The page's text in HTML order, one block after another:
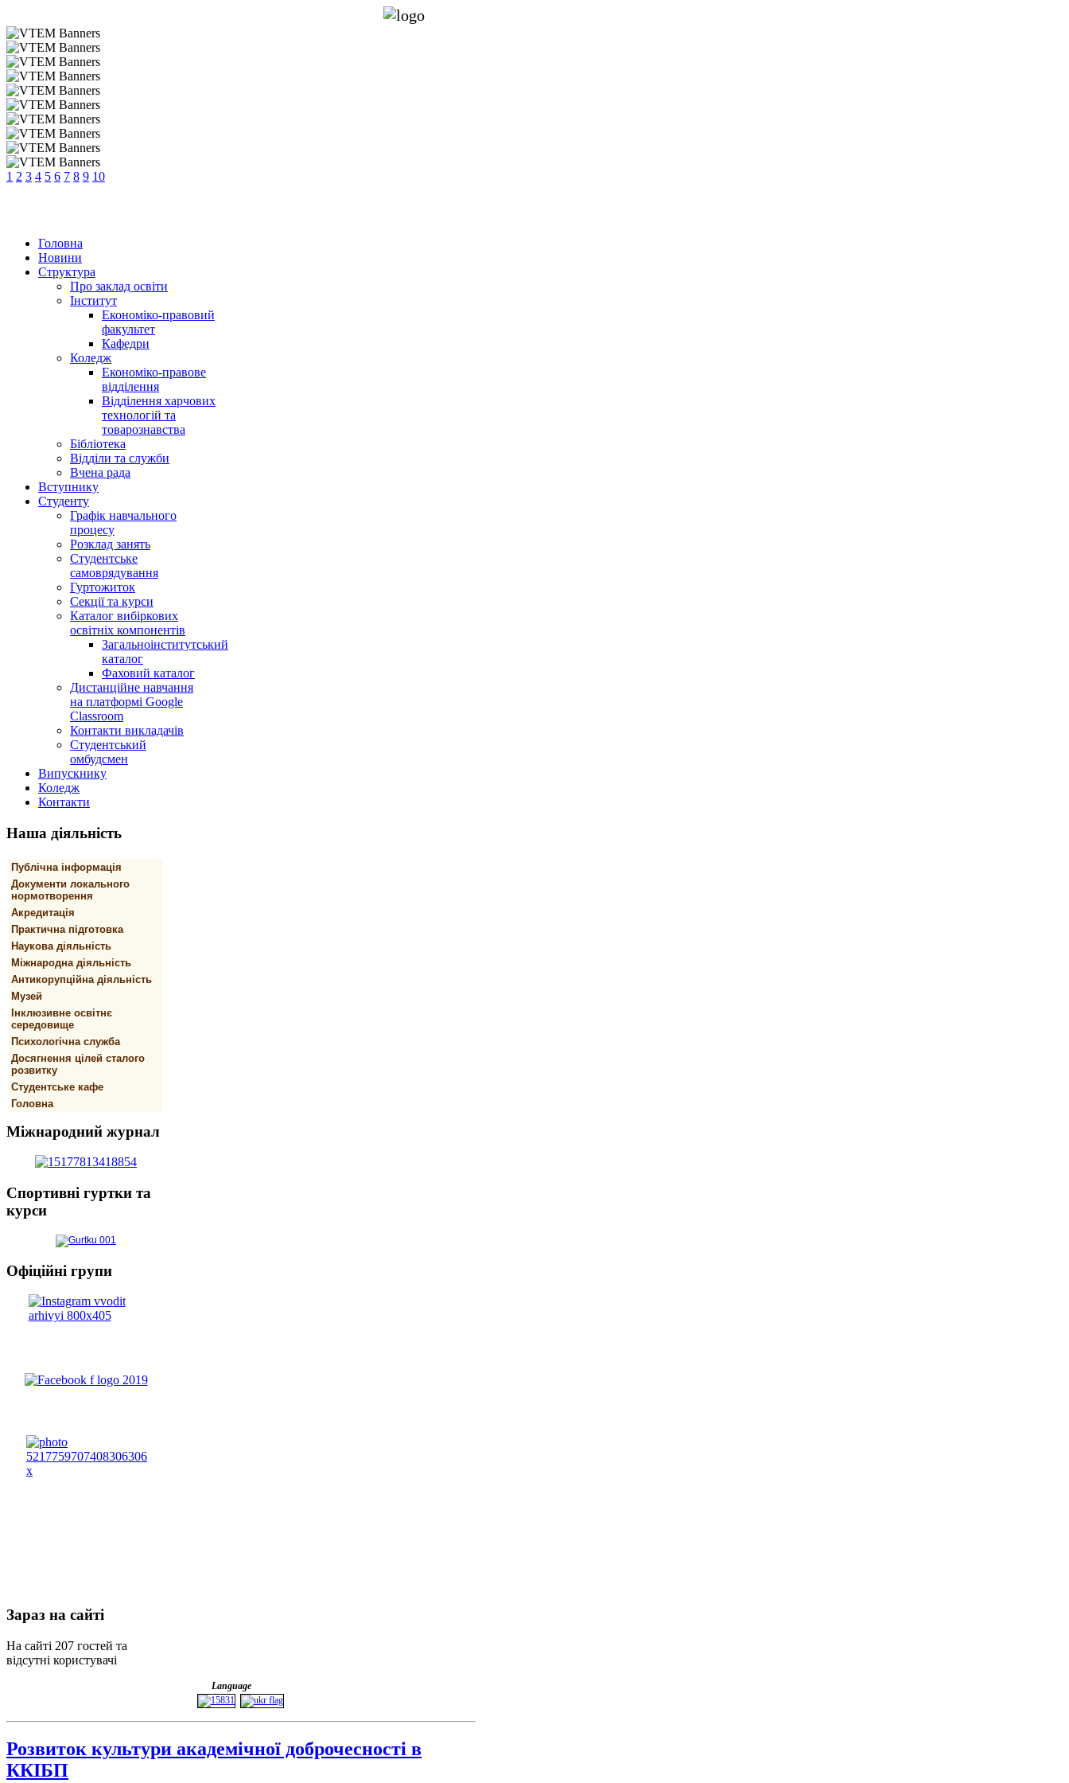
1 2 3 4 5 6 7 8 9 10
Головна
Новини
Структура
Про заклад освіти
Інститут
Економіко-правовий
факультет
Кафедри
Коледж
Економіко-правове
відділення
Відділення харчових
технологій та
товарознавства
Бібліотека
Відділи та служби
Вчена рада
Вступнику
Студенту
Графік навчального
процесу
Розклад занять
Студентське
самоврядування
Гуртожиток
Секції та курси
Каталог вибіркових
освітніх компонентів
Загальноінститутський
каталог
Фаховий каталог
Дистанційне навчання
на платформі Google
Classroom
Контакти викладачів
Студентський
омбудсмен
Випускнику
Коледж
Контакти
Наша діяльність
Публічна інформація
Документи локального
нормотворення
Акредитація
Практична підготовка
Наукова діяльність
Міжнародна діяльність
Антикорупційна діяльність
Музей
Інклюзивне освітнє
середовище
Психологічна служба
Досягнення цілей сталого
розвитку
Студентське кафе
Головна
Міжнародний журнал
Спортивнi гуртки та
курси
Офіційні групи
Зараз на сайті
На сайті 207 гостей та
відсутні користувачі
Language
Розвиток культури академічної доброчесності в
ККІБП